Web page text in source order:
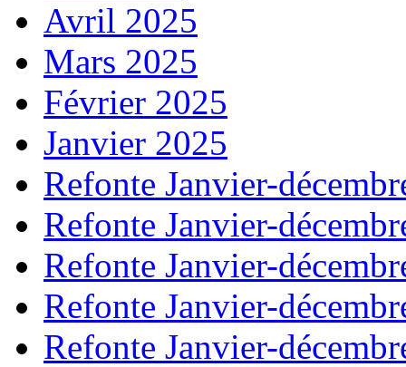
Avril 2025
Mars 2025
Février 2025
Janvier 2025
Refonte Janvier-
Refonte Janvier-
Refonte Janvier-
Refonte Janvier-
Refonte Janvier-